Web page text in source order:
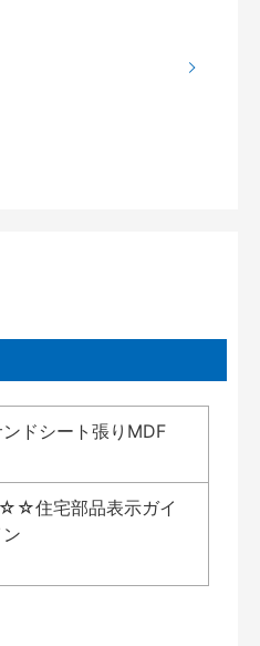
ドシート張りMDF
住宅部品表示ガイ
ン